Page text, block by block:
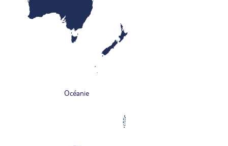
Océanie